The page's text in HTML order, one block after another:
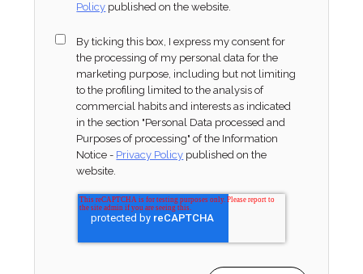
Policy published on the website.
By ticking this box, I express my consent for
the processing of my personal data for the
marketing purpose, including but not limiting
to the profiling limited to the analysis of
commercial habits and interests as indicated
in the section "Personal Data processed and
Purposes of processing" of the Information
Notice - Privacy Policy published on the
website.